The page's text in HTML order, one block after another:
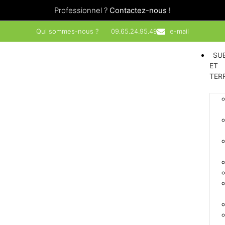
Professionnel ? Contactez-nous !
Qui sommes-nous ? 09.65.24.95.49 e-mail
ET